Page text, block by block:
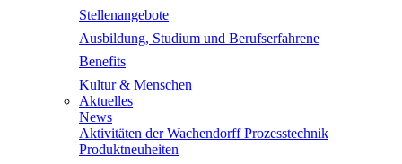
Stellenangebote
Ausbildung, Studium und Berufserfahrene
Benefits
Kultur & Menschen
Aktuelles
News
Aktivitäten der Wachendorff Prozesstechnik
Produktneuheiten